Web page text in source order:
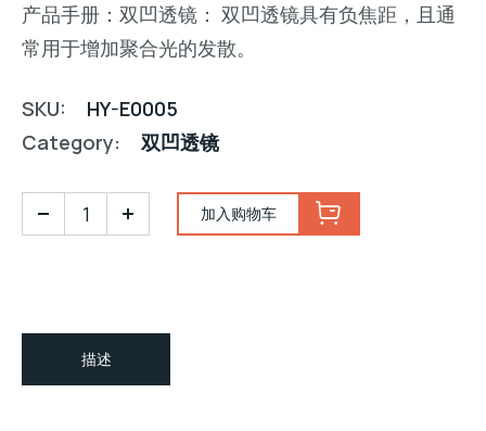
产品手册：双凹透镜： 双凹透镜具有负焦距，且通
常用于增加聚合光的发散。
SKU:
HY-E0005
Category:
双凹透镜
加入购物车
描述